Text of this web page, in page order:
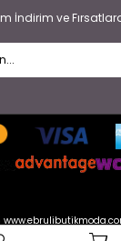
İndirim ve